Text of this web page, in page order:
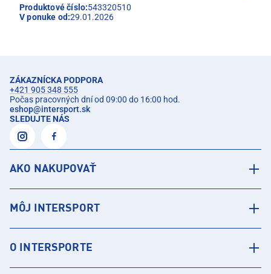
Produktové číslo:543320510
V ponuke od:29.01.2026
ZÁKAZNÍCKA PODPORA
+421 905 348 555
Počas pracovných dní od 09:00 do 16:00 hod.
eshop@intersport.sk
SLEDUJTE NÁS
AKO NAKUPOVAŤ
MÔJ INTERSPORT
O INTERSPORTE